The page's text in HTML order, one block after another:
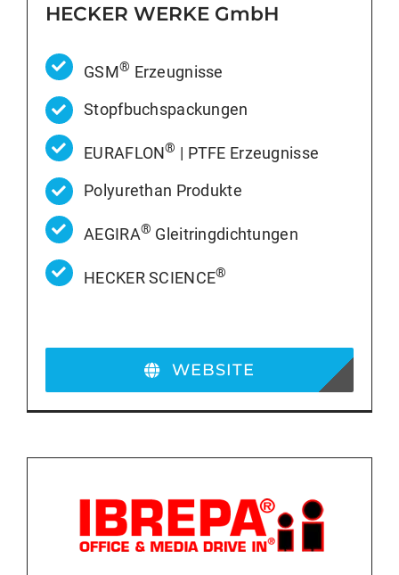
HECKER WERKE GmbH
GSM® Erzeugnisse
Stopfbuchspackungen
EURAFLON® | PTFE Erzeugnisse
Polyurethan Produkte
AEGIRA® Gleitringdichtungen
HECKER SCIENCE®
WEBSITE